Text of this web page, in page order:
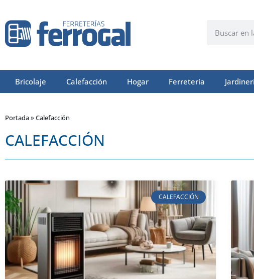
Bricolaje Calefacción Hogar Ferretería
Portada» Calefacción
CALEFACCIÓN
CALEFACCIÓN